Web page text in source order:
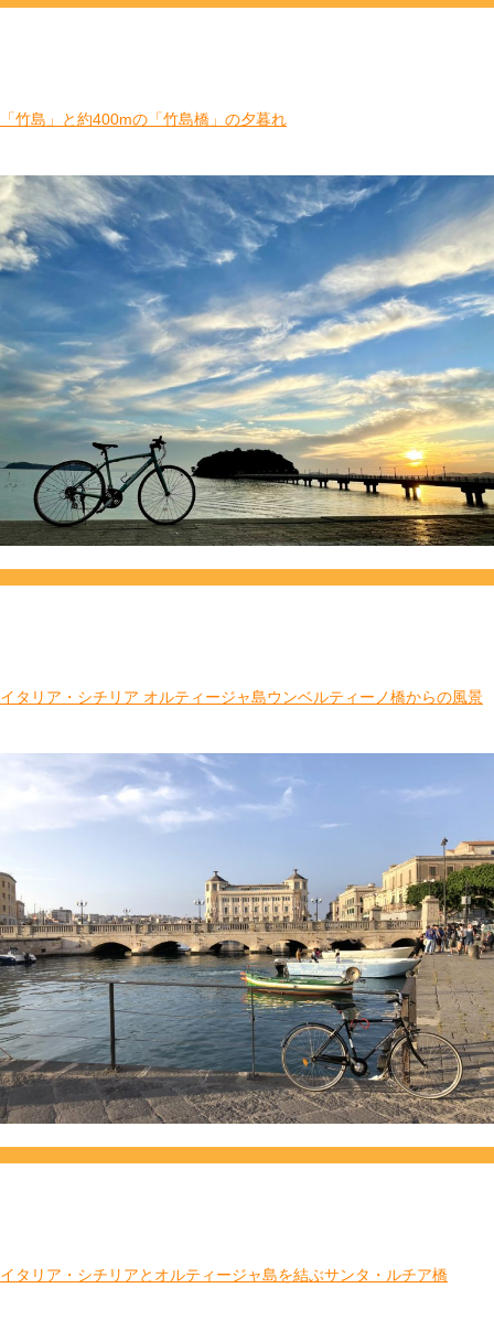
「竹島」と約400mの「竹島橋」の夕暮れ
イタリア・シチリア オルティージャ島ウンベルティーノ橋からの風景
イタリア・シチリアとオルティージャ島を結ぶサンタ・ルチア橋